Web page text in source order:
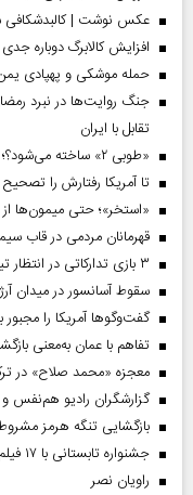
عکس نوشت | کالبدشکافی
افزایش کالابرگ دوباره
حمله موشکی و پهپادی
جنگ روایت‌ها در نبرد
تقابل با ایران
«طوبی ۲» ساخته می‌شود؟؛ آخرین خبر از فصل دوم سریال پربیننده تلویزیون
تا آمریکا رفتارش را
«استخر»‌‌؛ حتی میمون‌ها
قهرمانان مردمی در قاب
۳ بازی تدارکاتی در انتظار تیم ملی ایران در فیفادی مهر
سقوط آسانسور در میدان آرژانتین ۹ مصدوم
گفت‌وگوها آمریکا را
تفاهم با عمان به‌معنی
معجزه «محمد صلاح» در
گزارشگران رادیو
بازگشایی تنگه هرمز
جشنواره تابستانی با ۱۷ فیلم سینمایی و انیمیشن روی آنتن تلویزیون
راویان نصر